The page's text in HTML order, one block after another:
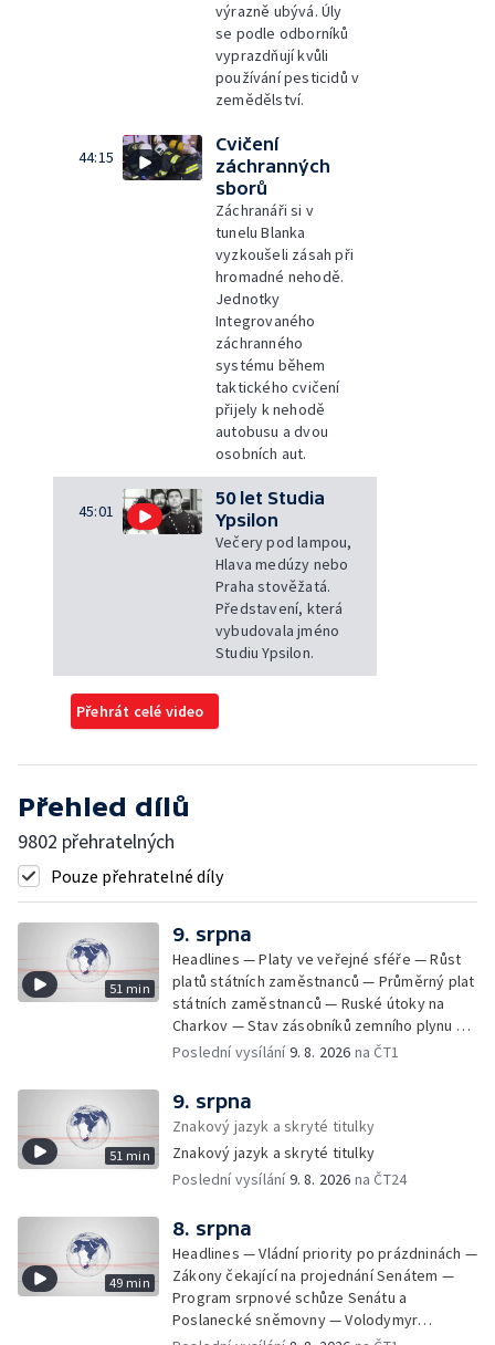
výrazně ubývá. Úly
se podle odborníků
vyprazdňují kvůli
používání pesticidů v
zemědělství.
44:15
Cvičení
záchranných
sborů
Záchranáři si v
tunelu Blanka
vyzkoušeli zásah při
hromadné nehodě.
Jednotky
Integrovaného
záchranného
systému během
taktického cvičení
přijely k nehodě
autobusu a dvou
osobních aut.
45:01
50 let Studia
Ypsilon
Večery pod lampou,
Hlava medúzy nebo
Praha stověžatá.
Představení, která
vybudovala jméno
Studiu Ypsilon.
Přehrát celé video
Přehled dílů
9802 přehratelných
Pouze přehratelné díly
51 min
9. srpna
Headlines — Platy ve veřejné sféře — Růst
platů státních zaměstnanců — Průměrný plat
státních zaměstnanců — Ruské útoky na
Charkov — Stav zásobníků zemního plynu —
Oprava na dálnici D11 — Evakuace v Britské
požárů ve Francii — Izrael odmítá mírový
plán pro Gazu — Nelegální stavby u Vltavy —
Osobní auta v Česku — Nový film Hořké
svátky Pedra Almodóvara — Tajfun Dolphin v
Číně — FIFA odsoudila útoky na svého
Hormuzském průlivu — Vysoká návštěvnost
koupališť — Bezpečné koupání ve vedrech
— Jak zdražovalo pivo — Zmenšování
nových bytů — Průměrné velikosti nových
bytů v Praze — Rodina na 37 m² — Změny
podmínek asistované reprodukce —
Poslední vysílání9. 8. 2026 na ČT1
51 min
9. srpna
Znakový jazyk a skryté titulky
Znakový jazyk a skryté titulky
Poslední vysílání9. 8. 2026 na ČT24
49 min
8. srpna
Headlines — Vládní priority po prázdninách —
Zákony čekající na projednání Senátem —
Program srpnové schůze Senátu a
Poslanecké sněmovny — Volodymyr